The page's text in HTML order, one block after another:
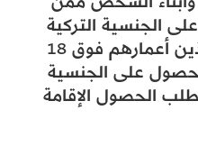
عن 18 عام؛ على الجنسية التركية
بشكل مباشر، أما الأبناء الذين أعمارهم فوق 18
على الجنسية
الحصول الإقامة